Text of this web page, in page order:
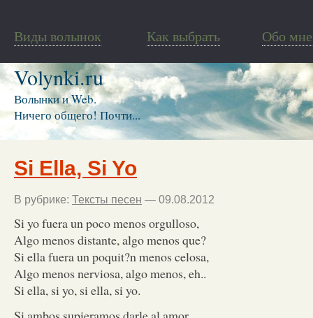
Виды волынок Как выбрать Обо мне
Volynki.ru
Волынки и Web.
Ничего общего! Почти...
Si Ella, Si Yo
В рубрике: Тексты песен — 09.08.2012
Si yo fuera un poco menos orgulloso,
Algo menos distante, algo menos que?
Si ella fuera un poquit?n menos celosa,
Algo menos nerviosa, algo menos, eh..
Si ella, si yo, si ella, si yo.